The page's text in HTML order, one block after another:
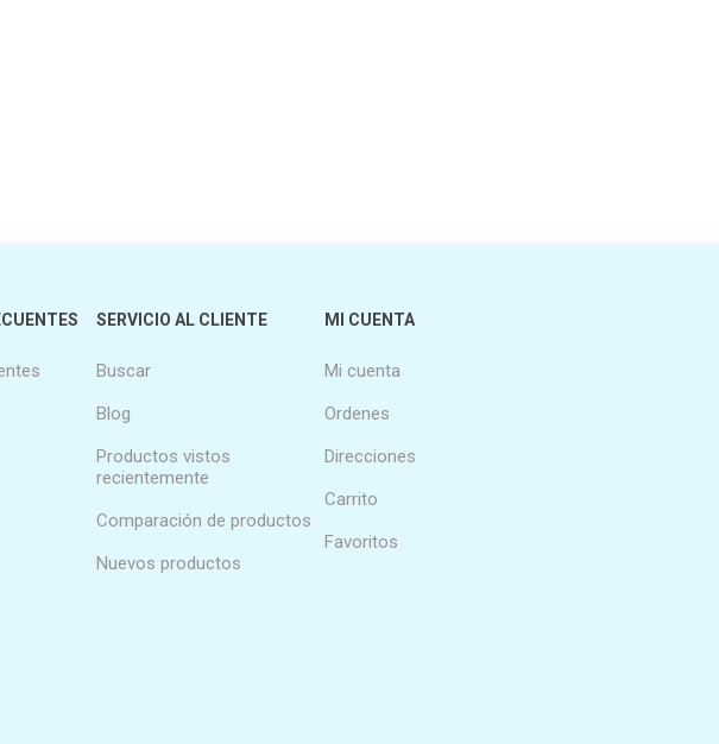
SERVICIO AL CLIENTE
Buscar
Blog
Productos vistos
recientemente
Comparación de productos
Nuevos productos
MI CUENTA
Mi cuenta
Ordenes
Direcciones
Carrito
Favoritos